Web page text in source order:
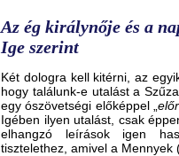
Az ég királynője és a
Ige szerint
Két dologra kell kitérni, az
hogy találunk-e utalást a
egy ószövetségi előképpel „
Igében ilyen utalást, csak
elhangzó leírások igen
tisztelethez, amivel a Mennyek